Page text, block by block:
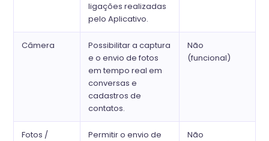
ligações realizadas
pelo Aplicativo.
Câmera
Possibilitar a captura
e o envio de fotos
em tempo real em
conversas e
cadastros de
contatos.
Não
(funcional)
Fotos /
Permitir o envio de
Não